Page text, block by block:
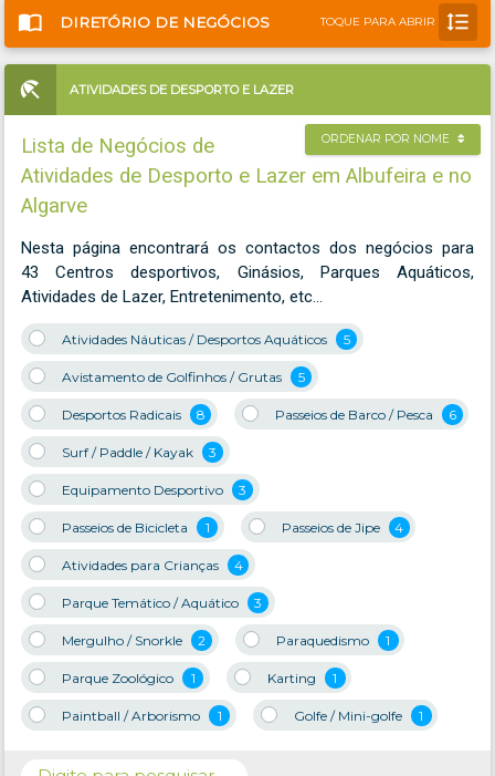
ATIVIDADES DE DESPORTO E LAZER
Lista de Negócios de
Atividades de Desporto e Lazer em Albufeira e no
Algarve
Nesta página encontrará os contactos dos negócios para
43 Centros desportivos, Ginásios, Parques Aquáticos,
Atividades de Lazer, Entretenimento, etc…
Atividades Náuticas / Desportos Aquáticos 5
Avistamento de Golfinhos / Grutas 5
Desportos Radicais 8 Passeios de Barco / Pesca 6
Surf / Paddle / Kayak 3
Equipamento Desportivo 3
Passeios de Bicicleta 1 Passeios de Jipe 4
Atividades para Crianças 4
Parque Temático / Aquático 3
Mergulho / Snorkle 2 Paraquedismo 1
Parque Zoológico 1 Karting 1
Paintball / Arborismo 1 Golfe / Mini-golfe 1
ORDENAR POR NOME
import_contacts DIRETÓRIO DE NEGÓCIOS format_line_spacing
TOQUE PARA ABRIR